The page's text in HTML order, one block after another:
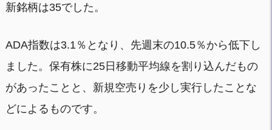
新銘柄は35でした。
ADA指数は3.1％となり、先週末の10.5％から低下し
ました。保有株に25日移動平均線を割り込んだもの
があったことと、新規空売りを少し実行したことな
どによるものです。